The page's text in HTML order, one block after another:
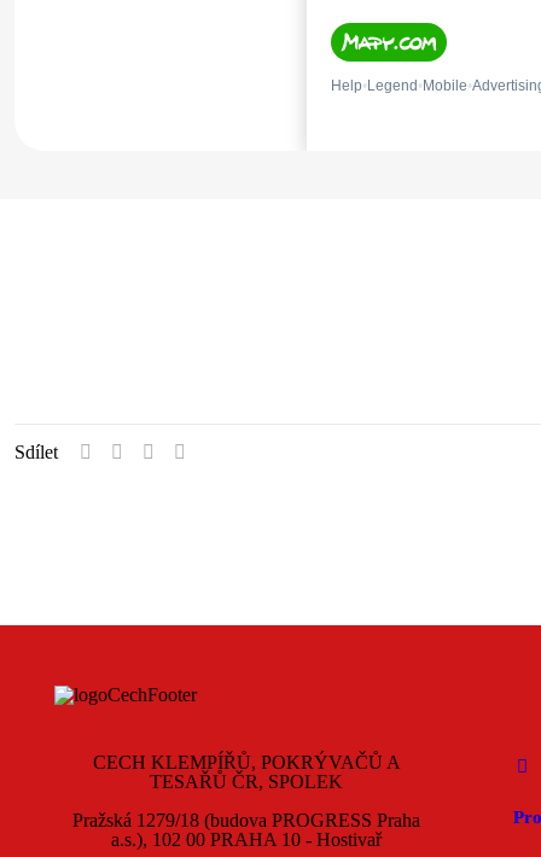
Sdílet
CECH KLEMPÍŘŮ, POKRÝVAČŮ A
TESAŘŮ ČR, SPOLEK
Pražská 1279/18 (budova PROGRESS Praha
a.s.), 102 00 PRAHA 10 - Hostivař